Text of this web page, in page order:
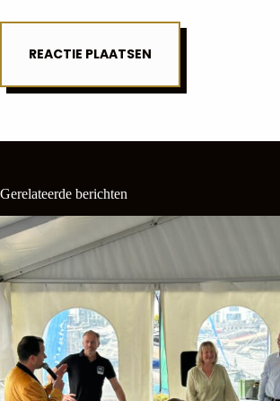
REACTIE PLAATSEN
Gerelateerde berichten